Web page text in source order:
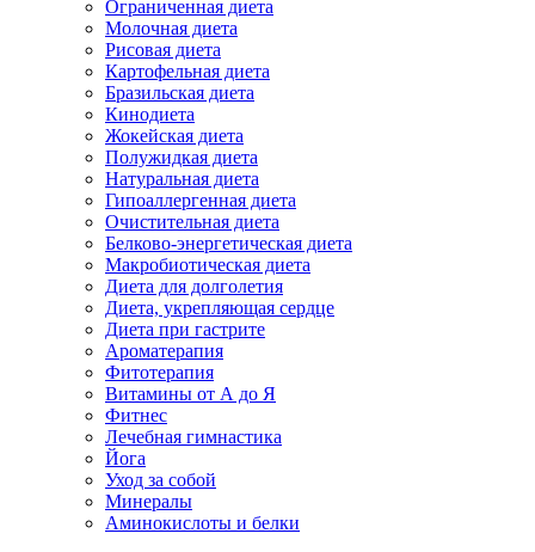
Ограниченная диета
Молочная диета
Рисовая диета
Картофельная диета
Бразильская диета
Кинодиета
Жокейская диета
Полужидкая диета
Натуральная диета
Гипоаллергенная диета
Очистительная диета
Белково-энергетическая диета
Макробиотическая диета
Диета для долголетия
Диета, укрепляющая сердце
Диета при гастрите
Ароматерапия
Фитотерапия
Витамины от А до Я
Фитнес
Лечебная гимнастика
Йога
Уход за собой
Минералы
Аминокислоты и белки